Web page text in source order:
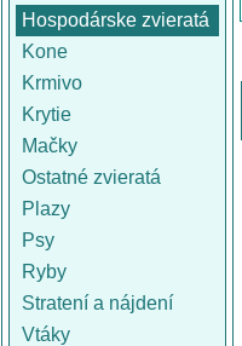
Hospodárske zvieratá
Kone
Krmivo
Krytie
Mačky
Ostatné zvieratá
Plazy
Psy
Ryby
Stratení a nájdení
Vtáky